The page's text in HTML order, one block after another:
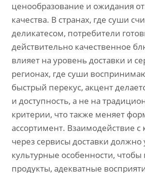
ценообразование и ожидания
качества. В странах, где суши
деликатесом, потребители
действительно качественное
влияет на уровень доставки и
регионах, где суши
быстрый перекус, акцент
и доступность, а не на
критерии, что также меняет
ассортимент. Взаимодействие с
через сервисы доставки должно
культурные особенности, чтобы
продукты, адекватные